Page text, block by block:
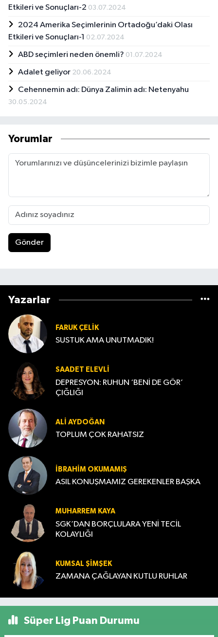
Etkileri ve Sonuçları-2 03.07.2024
2024 Amerika Seçimlerinin Ortadoğu’daki Olası
Etkileri ve Sonuçları-1 02.07.2024
ABD seçimleri neden önemli? 01.07.2024
Adalet geliyor 20.06.2024
Cehennemin adı: Dünya Zalimin adı: Netenyahu
30.05.2024
Yorumlar
Gönder
Yazarlar
FARUK ÇELIK
SUSTUK AMA UNUTMADIK!
SAADET ELEVLI
DEPRESYON: RUHUN ‘BENİ DE GÖR’
ÇIĞLIĞI
ALI AYDOĞAN
TOPLUM ÇOK RAHATSIZ
İBRAHIM OKUMAMIŞ
ASIL KONUŞMAMIZ GEREKENLER BAŞKA
MUHARREM KAYA
SGK’DAN BORÇLULARA YENİ TECİL
KOLAYLIĞI
KUMSAL ŞIMŞEK
ZAMANA ÇAĞLAYAN KUTLU RUHLAR
Süper Lig Puan Durumu